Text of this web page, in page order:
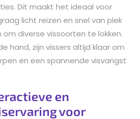
Dit maakt het ideaal voor
licht reizen en snel van plek
om diverse vissoorten te lokken.
hand, zijn vissers altijd klaar om
en een spannende visvangst
en
voor